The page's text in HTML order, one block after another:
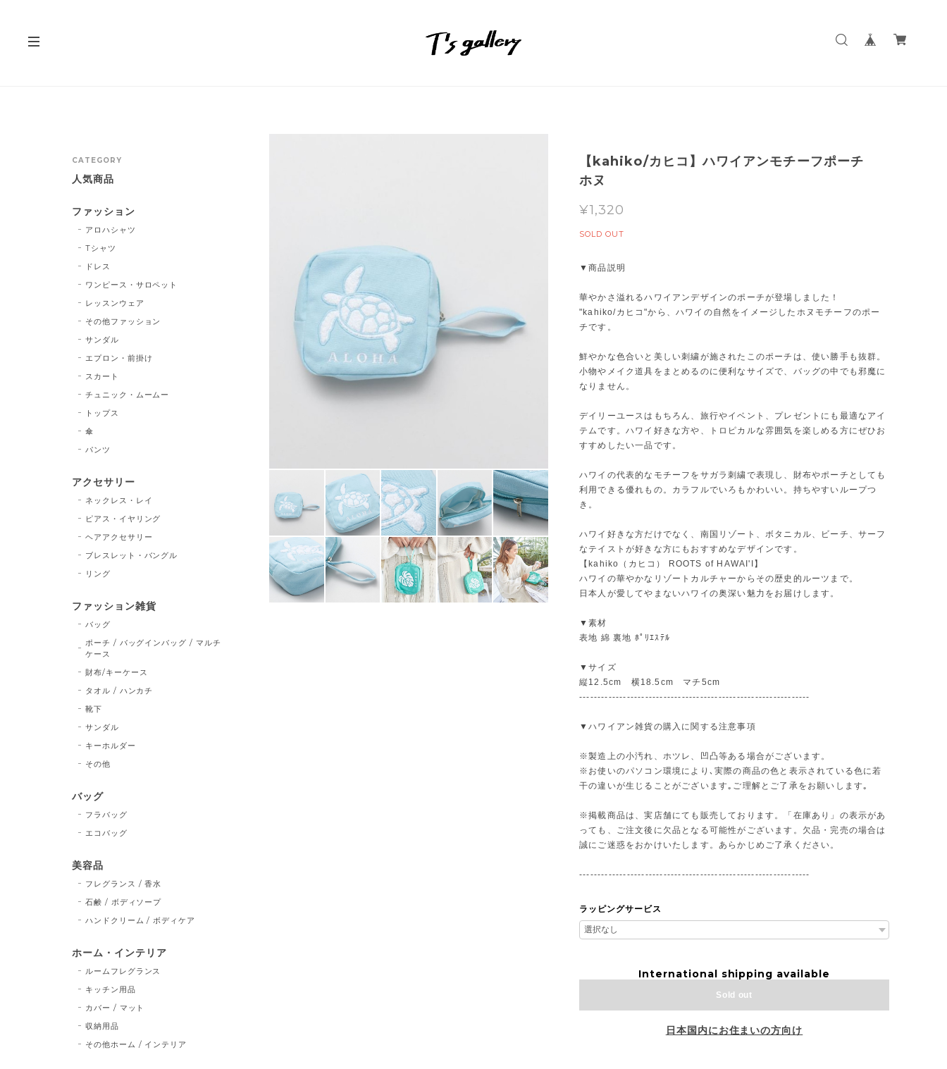
【kahiko/カヒコ】ハワイアンモチーフポーチ
ホヌ
¥1,320
SOLD OUT
▼商品説明
華やかさ溢れるハワイアンデザインのポーチが登場しました！
"kahiko/カヒコ"から、ハワイの自然をイメージしたホヌモチーフのポー
チです。
鮮やかな色合いと美しい刺繍が施されたこのポーチは、使い勝手も抜群。
小物やメイク道具をまとめるのに便利なサイズで、バッグの中でも邪魔に
なりません。
デイリーユースはもちろん、旅行やイベント、プレゼントにも最適なアイ
テムです。ハワイ好きな方や、トロピカルな雰囲気を楽しめる方にぜひお
すすめしたい一品です。
ハワイの代表的なモチーフをサガラ刺繍で表現し、財布やポーチとしても
利用できる優れもの。カラフルでいろもかわいい。持ちやすいループつ
き。
ハワイ好きな方だけでなく、南国リゾート、ボタニカル、ビーチ、サーフ
なテイストが好きな方にもおすすめなデザインです。
【kahiko（カヒコ） ROOTS of HAWAI'I】
ハワイの華やかなリゾートカルチャーからその歴史的ルーツまで。
日本人が愛してやまないハワイの奥深い魅力をお届けします。
▼素材
表地 綿 裏地 ﾎﾟﾘｴｽﾃﾙ
▼サイズ
縦12.5cm 横18.5cm マチ5cm
---------------------------------------------------------------
▼ハワイアン雑貨の購入に関する注意事項
※製造上の小汚れ、ホツレ、凹凸等ある場合がございます。
※お使いのパソコン環境により､実際の商品の色と表示されている色に若
干の違いが生じることがございます｡ご理解とご了承をお願いします｡
※掲載商品は、実店舗にても販売しております。「在庫あり」の表示があ
っても、ご注文後に欠品となる可能性がございます。欠品・完売の場合は
誠にご迷惑をおかけいたします。あらかじめご了承ください。
---------------------------------------------------------------
ラッピングサービス
International shipping available
Sold out
日本国内にお住まいの方向け
CATEGORY
人気商品
ファッション
アロハシャツ
Tシャツ
ドレス
ワンピース・サロペット
レッスンウェア
その他ファッション
サンダル
エプロン・前掛け
スカート
チュニック・ムームー
トップス
傘
パンツ
アクセサリー
ネックレス・レイ
ピアス・イヤリング
ヘアアクセサリー
ブレスレット・バングル
リング
ファッション雑貨
バッグ
ポーチ / バッグインバッグ / マルチ
ケース
財布/キーケース
タオル / ハンカチ
靴下
サンダル
キーホルダー
その他
バッグ
フラバッグ
エコバッグ
美容品
フレグランス / 香水
石鹸 / ボディソープ
ハンドクリーム / ボディケア
ホーム・インテリア
ルームフレグランス
キッチン用品
カバー / マット
収納用品
その他ホーム / インテリア